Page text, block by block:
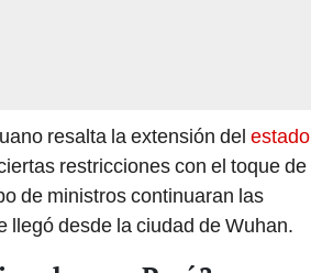
resalta la extensión del estado
restricciones con el toque de
de ministros continuaran las
llegó desde la ciudad de Wuhan.